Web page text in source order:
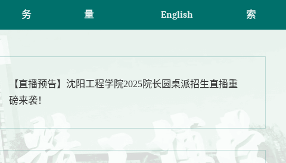
务
量
English
索
【直播预告】沈阳工程学院2025院长圆桌派招生直播重
磅来袭！